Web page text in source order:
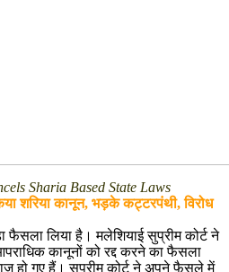
Sharia Based State Laws
शरिया कानून, भड़के कट्टरपंथी, विरोध
फैसला लिया है। मलेशियाई सुप्रीम कोर्ट ने
कानूनों को रद्द करने का फैसला
हो गए हैं। सुप्रीम कोर्ट ने अपने फैसले में